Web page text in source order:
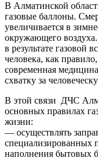
В Алматинской
газовые баллоны.
увеличивается в
окружающего
в результате газовой
человека, как
современная
схватку за
В этой связи ДЧС
основных правилах
жизни:
— осуществлять
специализированных
наполнения бытовых